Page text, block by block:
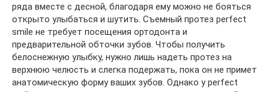
ряда вместе с десной, благодаря ему можно не бояться
открыто улыбаться и шутить. Съемный протез perfect
smile не требует посещения ортодонта и
предварительной обточки зубов. Чтобы получить
белоснежную улыбку, нужно лишь надеть протез на
верхнюю челюсть и слегка подержать, пока он не примет
анатомическую форму ваших зубов. Однако у perfect